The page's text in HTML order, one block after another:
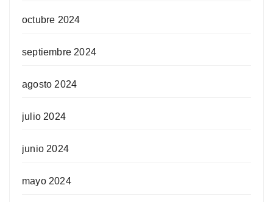
octubre 2024
septiembre 2024
agosto 2024
julio 2024
junio 2024
mayo 2024